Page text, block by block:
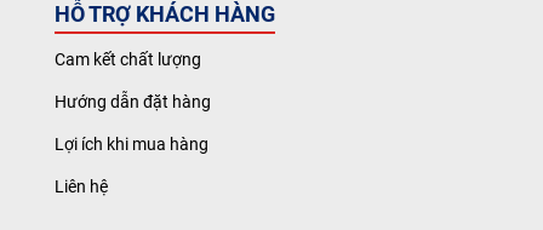
HỖ TRỢ KHÁCH HÀNG
Cam kết chất lượng
Hướng dẫn đặt hàng
Lợi ích khi mua hàng
Liên hệ